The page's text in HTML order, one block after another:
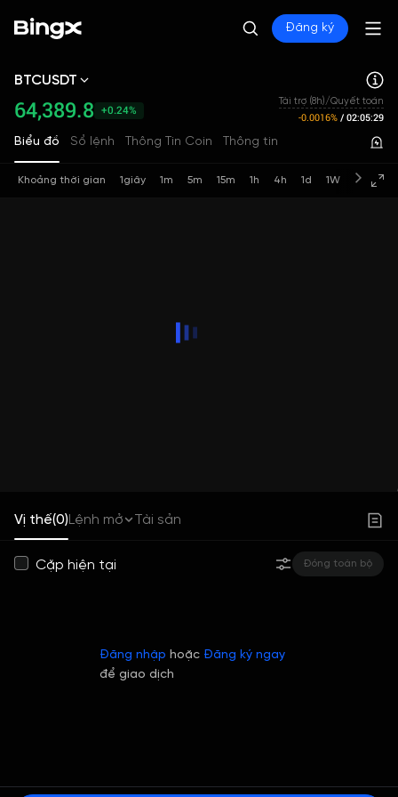
Đăng ký
BTCUSDT
64,389.8 +0.24%
Tài trợ (8h)/Quyết toán
-0.0016% / 02:05:28
Biểu đồ
Sổ lệnh Thông Tin Coin Thông tin
Khoảng thời gian 1giây 1m 5m 15m 1h 4h 1d 1W
Vị thế(0)Lệnh mở Tài sản
Cặp hiện tại Đóng toàn bộ
Đăng nhập hoặc Đăng ký ngay
để giao dịch